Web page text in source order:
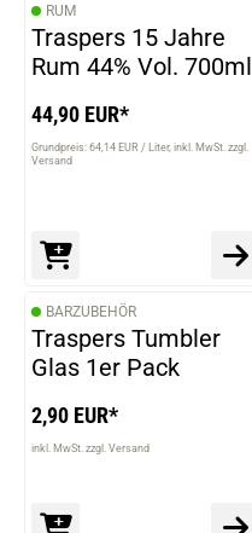
RUM
Traspers 15 Jahre
Rum 44% Vol. 700ml
44,90 EUR*
Grundpreis: 64,14 EUR / Liter inkl. MwSt. zzgl.
Versand
BARZUBEHÖR
Traspers Tumbler
Glas 1er Pack
2,90 EUR*
inkl. MwSt. zzgl. Versand